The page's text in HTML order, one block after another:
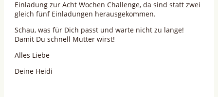
Einladung zur Acht Wochen Challenge, da sind statt zwei
gleich fünf Einladungen herausgekommen.
Schau, was für Dich passt und warte nicht zu lange!
Damit Du schnell Mutter wirst!
Alles Liebe
Deine Heidi